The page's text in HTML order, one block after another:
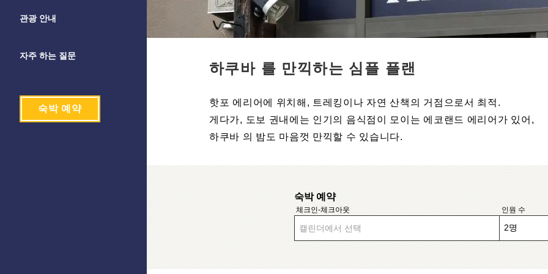
관광 안내
자주 하는 질문
숙박 예약
하쿠바 를 만끽하는 심플 플랜
핫포 에리어에 위치해, 트레킹이나 자연 산책의 거점으로서 최적.
게다가, 도보 권내에는 인기의 음식점이 모이는 에코랜드 에리어가 있어,
하쿠바 의 밤도 마음껏 만끽할 수 있습니다.
숙박 예약
체크인-체크아웃
캘린더에서 선택
인원 수